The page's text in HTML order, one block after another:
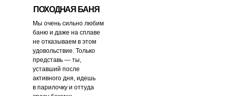
ПОХОДНАЯ БАНЯ
Мы очень сильно любим
баню и даже на сплаве
не отказываем в этом
удовольствие. Только
представь — ты,
уставший после
активного дня, идешь
в парилочку и оттуда